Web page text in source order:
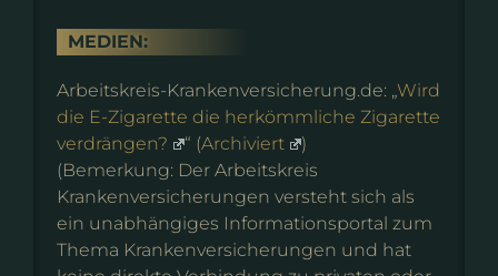
MEDIEN:
Arbeitskreis-Krankenversicherung.de: „ Wird
die E-Zigarette die herkömmliche Zigarette
verdrängen?
“ (Archiviert
)
(Bemerkung: Der Arbeitskreis
Krankenversicherungen versteht sich als
ein unabhängiges Informationsportal zum
Thema Krankenversicherungen und hat